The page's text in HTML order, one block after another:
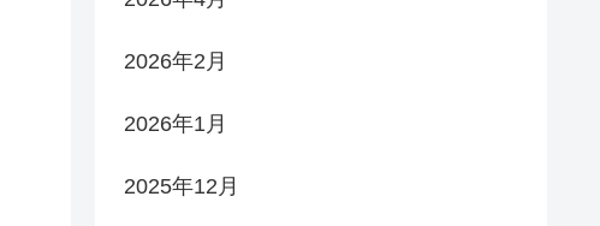
2026年2月
2026年1月
2025年12月